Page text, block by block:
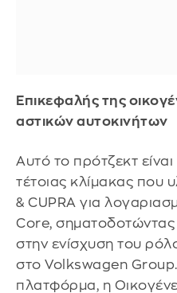
Επικεφαλής της
αστικών αυτοκινήτων
Αυτό το πρότζεκτ
τέτοιας κλίμακας που
& CUPRA για
Core, σηματοδοτώντας
στην ενίσχυση του
στο Volkswagen Group.
πλατφόρμα, η